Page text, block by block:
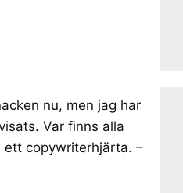
nu, men jag har
Var finns alla
ett copywriterhjärta. –